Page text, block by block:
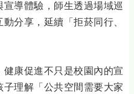
導體驗，師生透過場域巡
分享，延續「拒菸同行、
康促進不只是校園內的宣
理解「公共空間需要大家